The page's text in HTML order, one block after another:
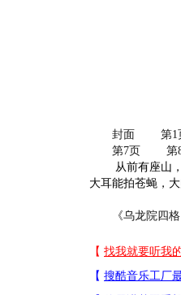
封面 第1
第7页
第
从前有座山，
大耳能拍苍蝇，
《乌龙院四